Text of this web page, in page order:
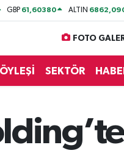
GBP 61,60380 ALTIN
FOTO
SEKTÖR